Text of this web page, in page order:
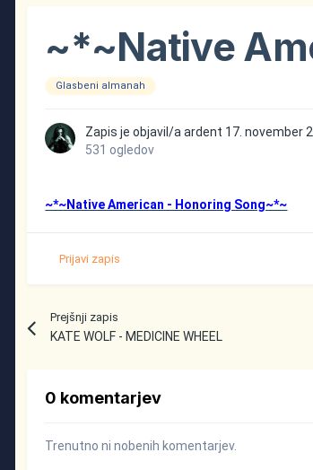
~*~Native
Glasbeni almanah
Zapis je objavil/aardent 17. november
531 ogledov
~*~Native American - Honoring Song~*~
Prijavi zapis
Prejšnji zapis
KATE WOLF - MEDICINE WHEEL
0 komentarjev
Trenutno ni nobenih komentarjev.